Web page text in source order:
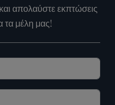
απολαύστε εκπτώσεις
τα μέλη μας!